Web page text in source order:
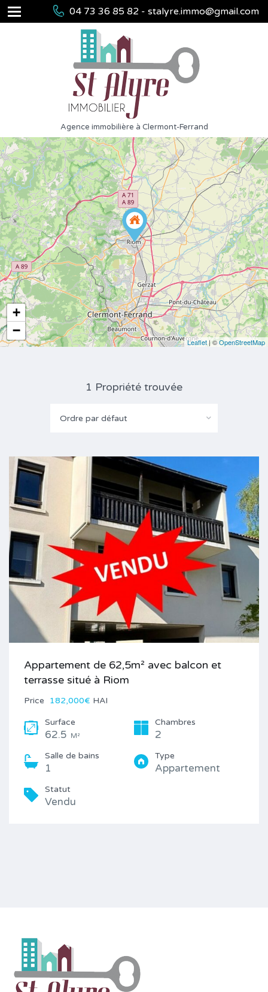
04 73 36 85 82 - stalyre.immo@gmail.com
Agence immobilière à Clermont-Ferrand
+
−
Leaflet | ©OpenStreetMap
1 Propriété trouvée
Ordre par défaut
Appartement de 62,5m² avec balcon et
terrasse situé à Riom
Price 182,000€ HAI
Surface
62.5 M²
Chambres
2
Salle de bains
1
Type
Appartement
Statut
Vendu